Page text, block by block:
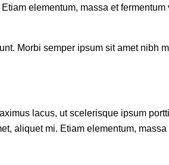
elementum, massa et
Morbi semper ipsum sit amet nibh
lacus, ut scelerisque ipsum
aliquet mi. Etiam elementum,